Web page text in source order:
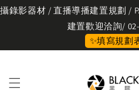
攝錄影器材 / 直播導播建置規劃 /
建置歡迎洽詢/
✨填寫規劃